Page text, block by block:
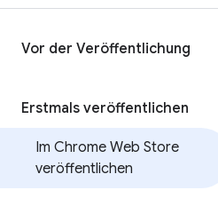
Vor der Veröffentlichung
Erstmals veröffentlichen
Im Chrome Web Store
veröffentlichen